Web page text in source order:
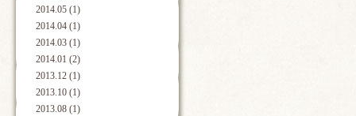
2014.05 (1)
2014.04 (1)
2014.03 (1)
2014.01 (2)
2013.12 (1)
2013.10 (1)
2013.08 (1)